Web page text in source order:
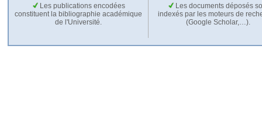
Les publications encodées
constituent la bibliographie académique
de l'Université.
Les documents déposés
indexés par les moteurs de
(Google Scholar,…).